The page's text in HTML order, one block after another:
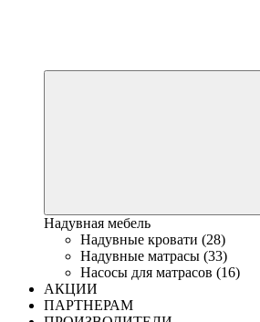
Надувная мебель
Надувные кровати (28)
Надувные матрасы (33)
Насосы для матрасов (16)
АКЦИИ
ПАРТНЕРАМ